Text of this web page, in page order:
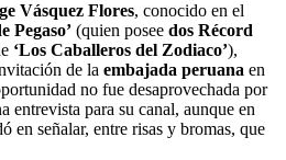
Vásquez Flores, conocido en el
Pegaso’ (quien posee dos Récord
‘Los Caballeros del Zodiaco’),
de la embajada peruana en
no fue desaprovechada por
entrevista para su canal, aunque en
en señalar, entre risas y bromas, que